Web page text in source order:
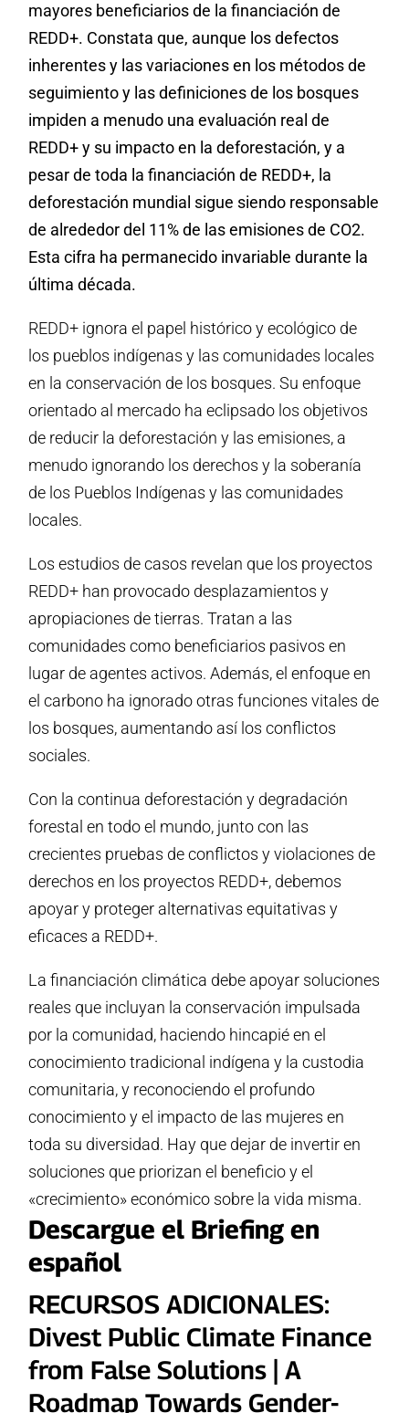
mayores beneficiarios de la financiación de
REDD+. Constata que, aunque los defectos
inherentes y las variaciones en los métodos de
seguimiento y las definiciones de los bosques
impiden a menudo una evaluación real de
REDD+ y su impacto en la deforestación, y a
pesar de toda la financiación de REDD+, la
deforestación mundial sigue siendo responsable
de alrededor del 11% de las emisiones de CO2.
Esta cifra ha permanecido invariable durante la
última década.
REDD+ ignora el papel histórico y ecológico de
los pueblos indígenas y las comunidades locales
en la conservación de los bosques. Su enfoque
orientado al mercado ha eclipsado los objetivos
de reducir la deforestación y las emisiones, a
menudo ignorando los derechos y la soberanía
de los Pueblos Indígenas y las comunidades
locales.
Los estudios de casos revelan que los proyectos
REDD+ han provocado desplazamientos y
apropiaciones de tierras. Tratan a las
comunidades como beneficiarios pasivos en
lugar de agentes activos. Además, el enfoque en
el carbono ha ignorado otras funciones vitales de
los bosques, aumentando así los conflictos
sociales.
Con la continua deforestación y degradación
forestal en todo el mundo, junto con las
crecientes pruebas de conflictos y violaciones de
derechos en los proyectos REDD+, debemos
apoyar y proteger alternativas equitativas y
eficaces a REDD+.
La financiación climática debe apoyar soluciones
reales que incluyan la conservación impulsada
por la comunidad, haciendo hincapié en el
conocimiento tradicional indígena y la custodia
comunitaria, y reconociendo el profundo
conocimiento y el impacto de las mujeres en
toda su diversidad. Hay que dejar de invertir en
soluciones que priorizan el beneficio y el
«crecimiento» económico sobre la vida misma.
Descargue el Briefing en
español
RECURSOS ADICIONALES:
Divest Public Climate Finance
from False Solutions | A
Roadmap Towards Gender-